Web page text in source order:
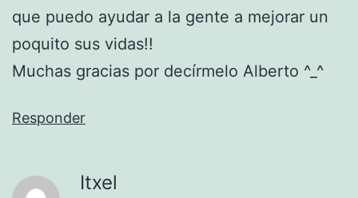
que puedo ayudar a la gente a mejorar un
poquito sus vidas!!
Muchas gracias por decírmelo Alberto ^_^
Responder
Itxel